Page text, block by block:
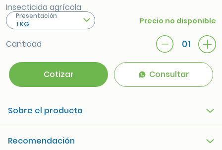
Insecticida agrícola
1 KG
Presentación
Precio no disponible
Cantidad 01
Cotizar Consultar
Sobre el producto
Recomendación